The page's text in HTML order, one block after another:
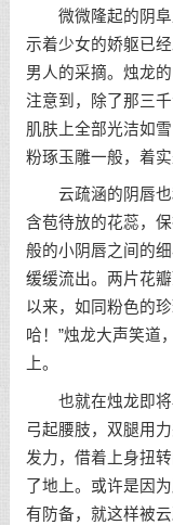
微微隆起的阴阜
示着少女的娇躯已
男人的采摘。烛龙
注意到，除了那三
肌肤上全部光洁如
粉琢玉雕一般，着实
云疏涵的阴唇也
含苞待放的花蕊，
般的小阴唇之间的
缓缓流出。两片花
以来，如同粉色的
哈！”烛龙大声笑道
上。
也就在烛龙即将
弓起腰肢，双腿用
发力，借着上身扭
了地上。或许是因
有防备，就这样被云